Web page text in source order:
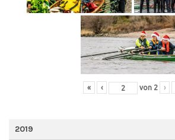
« ‹ von 2 ›
2019